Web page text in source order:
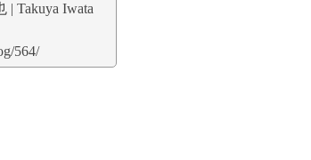
| Takuya Iwata
564/